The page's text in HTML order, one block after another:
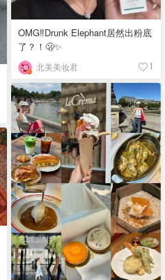
OMG‼️Drunk Elephant居然出粉底
了？！🫢✨
北美美妆君 1